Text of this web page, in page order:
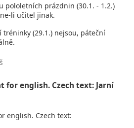
pololetních prázdnin (30.1. - 1.2.)
li učitel jinak.
tréninky (29.1.) nejsou, páteční
for english. Czech text: Jarní
english. Czech text: